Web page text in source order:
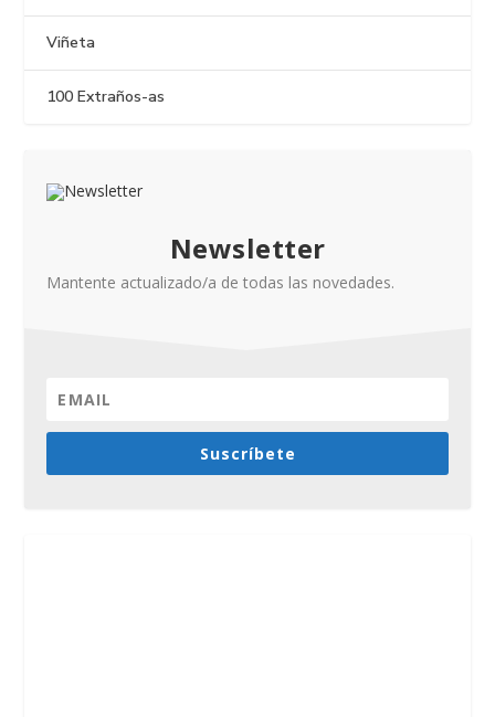
Viñeta
100 Extraños-as
Newsletter
Mantente actualizado/a de todas las novedades.
Suscríbete